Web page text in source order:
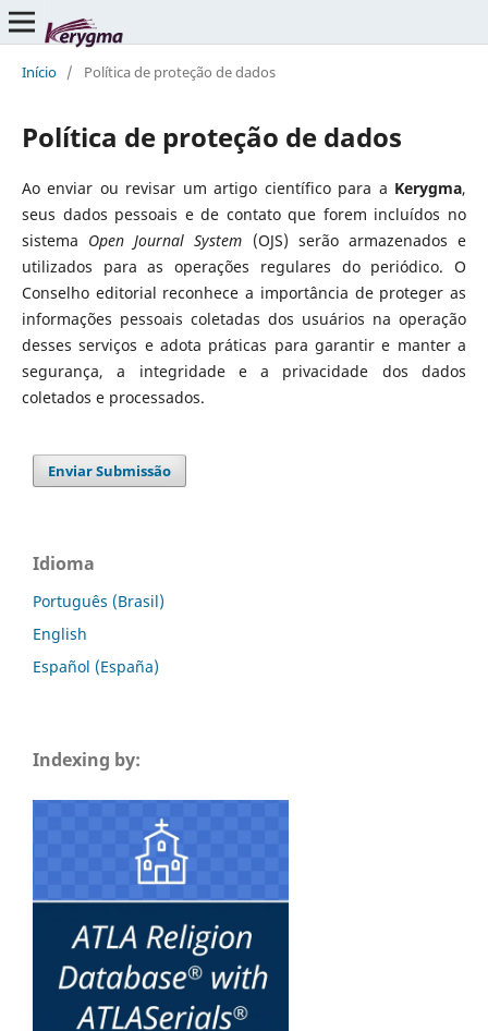
Início / Política de proteção de dados
Política de proteção de dados
Ao enviar ou revisar um artigo científico para a Kerygma,
seus dados pessoais e de contato que forem incluídos no
sistema Open Journal System (OJS) serão armazenados e
utilizados para as operações regulares do periódico. O
Conselho editorial reconhece a importância de proteger as
informações pessoais coletadas dos usuários na operação
desses serviços e adota práticas para garantir e manter a
segurança, a integridade e a privacidade dos dados
coletados e processados.
Enviar Submissão
Idioma
Português (Brasil)
English
Español (España)
Indexing by: